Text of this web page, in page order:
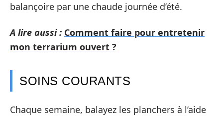
balançoire par une chaude journée d’été.
A lire aussi : Comment faire pour entretenir
mon terrarium ouvert ?
SOINS COURANTS
Chaque semaine, balayez les planchers à l’aide